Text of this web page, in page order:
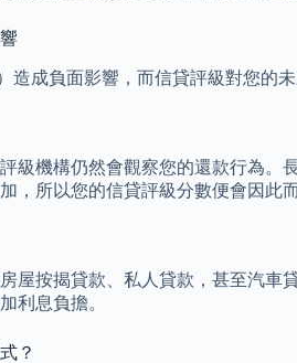
成負面影響，而信貸評級對您的未
機構仍然會觀察您的還款行為
，所以您的信貸評級分數便會因此而
屋按揭貸款、私人貸款，甚至汽
利息負擔。
？